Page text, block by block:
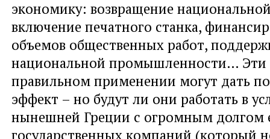
экономику: возвращение
включение печатного станка,
объемов общественных работ,
национальной промышленности…
правильном применении могут дать
эффект – но будут ли они работать в
нынешней Греции с огромным долгом
государственных компаний (который